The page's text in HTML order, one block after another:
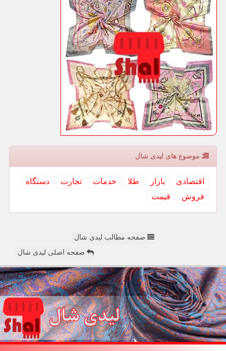
موضوع های لیدی شال
اقتصادی بازار طلا خدمات تجارت
دستگاه
فروش
قیمت
صفحه مطالب لیدی شال
صفحه اصلی لیدی شال